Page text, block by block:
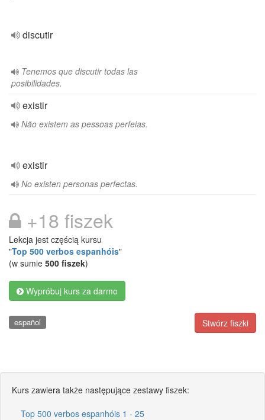
discutir
Tenemos que discutir todas las
posibilidades.
existir
Não existem as pessoas perfeias.
existir
No existen personas perfectas.
+18 fiszek
Lekcja jest częścią kursu
"Top 500 verbos espanhóis"
(w sumie 500 fiszek)
Wypróbuj kurs za darmo
Stwórz fiszki
español
Kurs zawiera także następujące zestawy fiszek:
Top 500 verbos espanhóis 1 - 25